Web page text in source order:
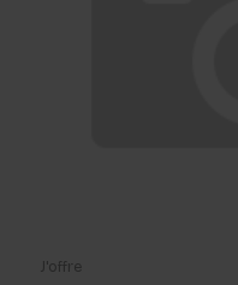
J'offre